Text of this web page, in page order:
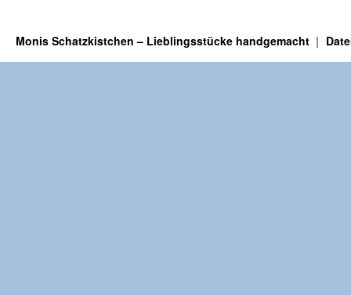
Monis Schatzkistchen – Lieblingsstücke handgemacht